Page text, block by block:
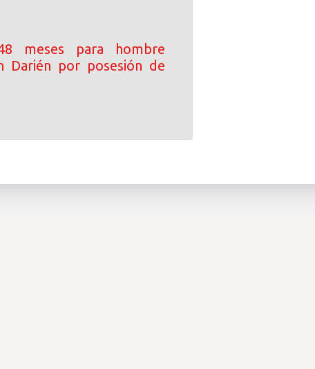
meses para hombre
Darién por posesión de